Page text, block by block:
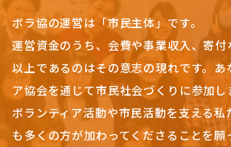
ボラ協の運営は「市民主体」です。
運営資金のうち、会費や事業収入、寄付
以上であるのはその意志の現れです。 あ
ア協会を通じて市民社会づくりに参加し
ボランティア活動や市民活動を支える
も多くの方が加わってくださることを願